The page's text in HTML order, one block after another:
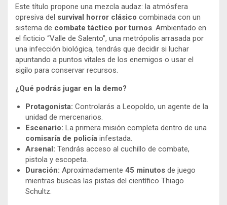
Este título propone una mezcla audaz: la atmósfera
opresiva del survival horror clásico combinada con un
sistema de combate táctico por turnos. Ambientado en
el ficticio “Valle de Salento”, una metrópolis arrasada por
una infección biológica, tendrás que decidir si luchar
apuntando a puntos vitales de los enemigos o usar el
sigilo para conservar recursos.
¿Qué podrás jugar en la demo?
Protagonista: Controlarás a Leopoldo, un agente de la
unidad de mercenarios.
Escenario: La primera misión completa dentro de una
comisaría de policía infestada.
Arsenal: Tendrás acceso al cuchillo de combate,
pistola y escopeta.
Duración: Aproximadamente 45 minutos de juego
mientras buscas las pistas del científico Thiago
Schultz.